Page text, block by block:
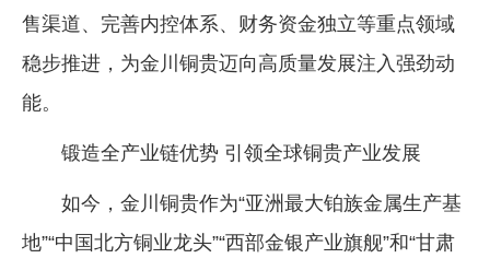
售渠道、完善内控体系、财务资金独立等重点领域
稳步推进，为金川铜贵迈向高质量发展注入强劲动
能。
锻造全产业链优势 引领全球铜贵产业发展
如今，金川铜贵作为“亚洲最大铂族金属生产基
地”“中国北方铜业龙头”“西部金银产业旗舰”和“甘肃